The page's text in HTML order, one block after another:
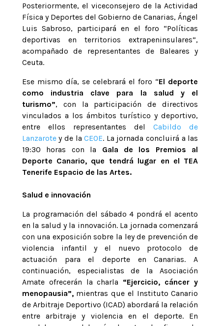
Posteriormente, el viceconsejero de la Actividad
Física y Deportes del Gobierno de Canarias, Ángel
Luis Sabroso, participará en el foro “Políticas
deportivas en territorios extrapeninsulares”,
acompañado de representantes de Baleares y
Ceuta.
Ese mismo día, se celebrará el foro “El deporte
como industria clave para la salud y el
turismo”, con la participación de directivos
vinculados a los ámbitos turístico y deportivo,
entre ellos representantes delCabildo de
Lanzarotey de laCEOE. La jornada concluirá a las
19:30 horas con la Gala de los Premios al
Deporte Canario, que tendrá lugar en el TEA
Tenerife Espacio de las Artes.
Salud e innovación
La programación del sábado 4 pondrá el acento
en la salud y la innovación. La jornada comenzará
con una exposición sobre la ley de prevención de
violencia infantil y el nuevo protocolo de
actuación para el deporte en Canarias. A
continuación, especialistas de la Asociación
Amate ofrecerán la charla “Ejercicio, cáncer y
menopausia”,mientras que el Instituto Canario
de Arbitraje Deportivo (ICAD) abordará la relación
entre arbitraje y violencia en el deporte. En